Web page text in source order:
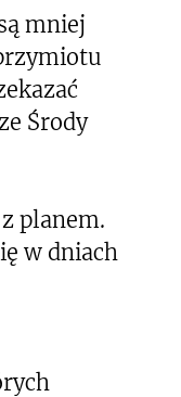
mniej
Środy
planem.
w dniach